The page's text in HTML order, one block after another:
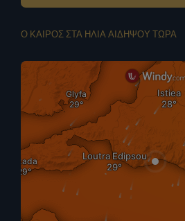
Ο ΚΑΙΡΟΣ ΣΤΑ ΗΛΙΑ ΑΙΔΗΨΟΥ ΤΩΡΑ